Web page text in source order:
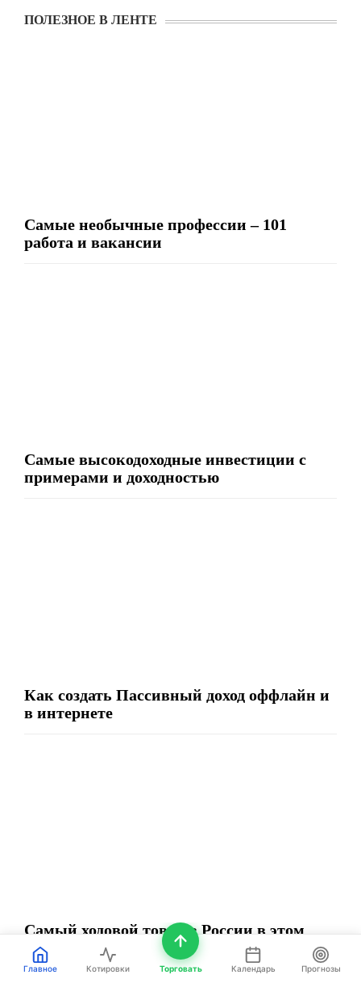
ПОЛЕЗНОЕ В ЛЕНТЕ
Самые необычные профессии – 101
работа и вакансии
Самые высокодоходные инвестиции с
примерами и доходностью
Как создать Пассивный доход оффлайн и
в интернете
Самый ходовой товар в России в этом
году – Готовые списки
Главное Котировки Торговать Календарь Прогнозы